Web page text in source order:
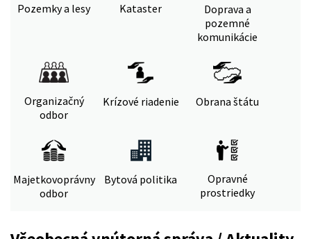
Pozemky a lesy Kataster
Doprava a
pozemné
komunikácie
Organizačný
odbor
Krízové riadenie Obrana štátu
Majetkovoprávny
odbor
Bytová politika
Opravné
prostriedky